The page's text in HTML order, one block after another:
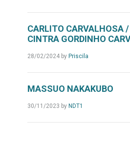
CARLITO CARVALHOSA
CINTRA GORDINHO
28/02/2024by Priscila
MASSUO NAKAKUBO
30/11/2023 by NDT1